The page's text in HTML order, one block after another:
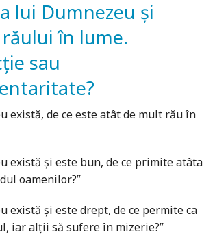
lui Dumnezeu și
în lume.
sau
există, de ce este atât de mult rău în
există și este bun, de ce primite atâta
oamenilor?”
există și este drept, de ce permite ca
iar alții să sufere în mizerie?”